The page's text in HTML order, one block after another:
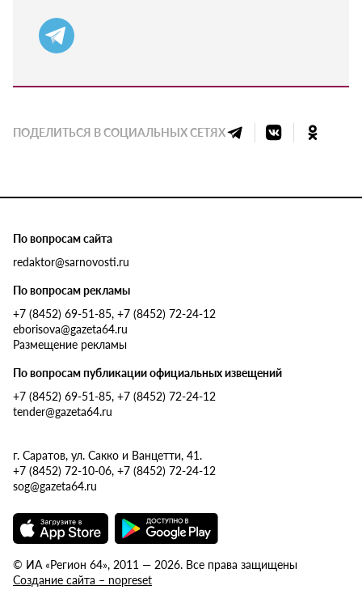
ПОДЕЛИТЬСЯ В СОЦИАЛЬНЫХ СЕТЯХ
По вопросам сайта
redaktor@sarnovosti.ru
По вопросам рекламы
+7 (8452) 69-51-85, +7 (8452) 72-24-12
eborisova@gazeta64.ru
Размещение рекламы
По вопросам публикации официальных извещений
+7 (8452) 69-51-85, +7 (8452) 72-24-12
tender@gazeta64.ru
г. Саратов, ул. Сакко и Ванцетти, 41.
+7 (8452) 72-10-06, +7 (8452) 72-24-12
sog@gazeta64.ru
© ИА «Регион 64», 2011 — 2026. Все права защищены
Создание сайта – nopreset